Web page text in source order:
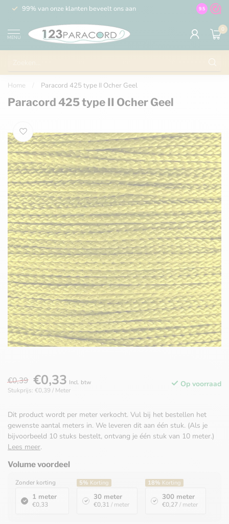
99% van onze klanten beveelt ons aan 100% de
9.5
MENU
0
Home Paracord 425 type II Ocher Geel
Paracord 425 type II Ocher Geel
€0,39 €0,33 Incl. btw
Stukprijs: €0,39 / Meter
Op voorraad
Dit product wordt per meter verkocht. Vul bij het bestellen het
gewenste aantal meters in. We leveren dit aan één stuk. (Als je
bijvoorbeeld 10 stuks bestelt, ontvang je één stuk van 10 meter.)
Lees meer.
Volume voordeel
Zonder korting
1 meter
€0,33
5% Korting
30 meter
€0,31 / meter
18% Korting
300 meter
€0,27 / meter